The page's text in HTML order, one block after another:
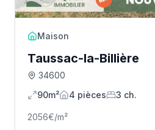
Maison
Taussac-la-Billière
34600
90m²
4 pièces 3 ch.
2056€/m²